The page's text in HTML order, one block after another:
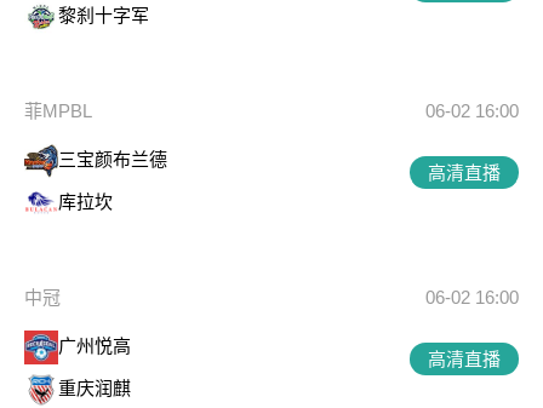
黎刹十字军
菲MPBL 06-02 16:00
三宝颜布兰德
库拉坎
高清直播
中冠 06-02 16:00
广州悦高
重庆润麒
高清直播